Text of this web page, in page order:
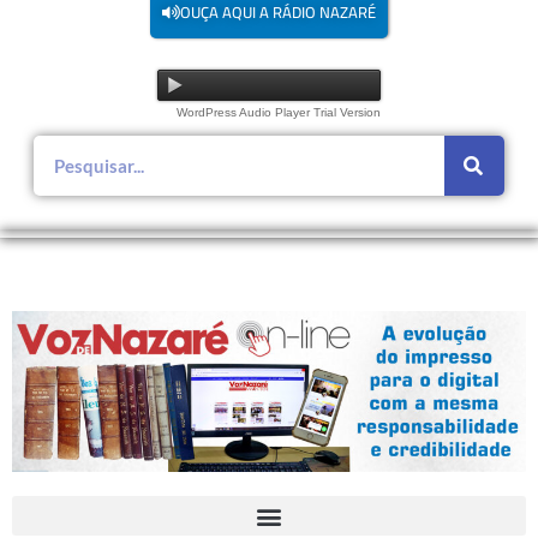
OUÇA AQUI A RÁDIO NAZARÉ
WordPress Audio Player Trial Version